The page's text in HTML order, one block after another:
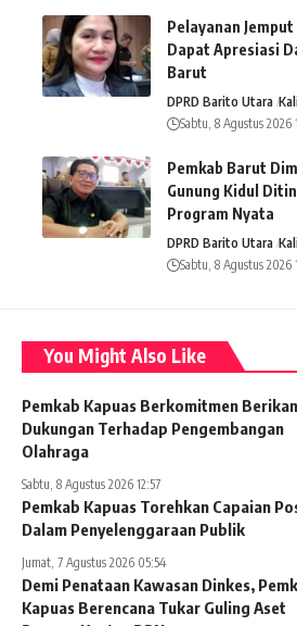
Pelayanan
Dapat Apresiasi
Barut
DPRD Barito Utara
Sabtu, 8 Agustus 2026
Pemkab Barut
Gunung Kidul
Program Nyata
DPRD Barito Utara
Sabtu, 8 Agustus 2026
You Might Also Like
Pemkab Kapuas Berkomitmen Berikan
Dukungan Terhadap Pengembangan
Olahraga
Sabtu, 8 Agustus 2026 12:57
Pemkab Kapuas Torehkan Capaian
Dalam Penyelenggaraan Publik
Jumat, 7 Agustus 2026 05:54
Demi Penataan Kawasan Dinkes,
Kapuas Berencana Tukar Guling Aset